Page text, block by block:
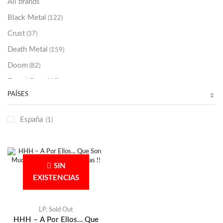
All brands
Black Metal (122)
Crust (37)
Death Metal (159)
Doom (82)
Grindcore
Otros
(25)
PAÍSES
España (1)
SIN
EXISTENCIAS
LP, Sold Out
HHH – A Por Ellos… Que